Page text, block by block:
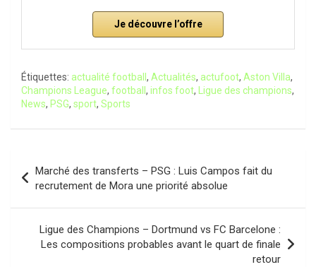
Je découvre l’offre
Étiquettes: actualité football , Actualités, actufoot, Aston Villa,
Champions League, football , infos foot, Ligue des champions,
News, PSG, sport, Sports
de
l’article
Marché des transferts – PSG : Luis Campos fait du
recrutement de Mora une priorité absolue
Ligue des Champions – Dortmund vs FC Barcelone :
Les compositions probables avant le quart de finale
retour